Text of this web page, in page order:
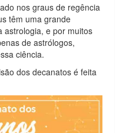
nos graus de regência
têm uma grande
astrologia, e por muitos
de astrólogos,
ciência.
dos decanatos é feita